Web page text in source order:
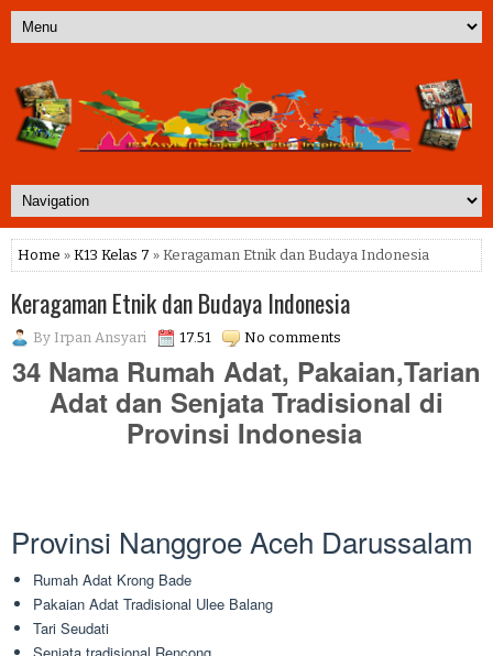
Home » K13 Kelas 7 » Keragaman Etnik dan Budaya Indonesia
Keragaman Etnik dan Budaya Indonesia
By Irpan Ansyari 17.51 No comments
34 Nama Rumah Adat, Pakaian,Tarian
Adat dan Senjata Tradisional di
Provinsi Indonesia
Provinsi Nanggroe Aceh Darussalam
Rumah Adat Krong Bade
Pakaian Adat Tradisional Ulee Balang
Tari Seudati